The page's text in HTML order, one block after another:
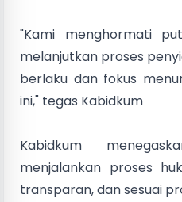
"Kami menghormati
melanjutkan proses
berlaku dan fokus
ini," tegas Kabidkum
Kabidkum
menjalankan proses
transparan, dan sesuai